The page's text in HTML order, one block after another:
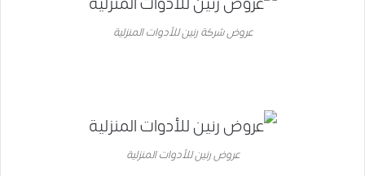
عروض شركة رنين للأدوات المنزلية
عروض رنين للأدوات المنزلية